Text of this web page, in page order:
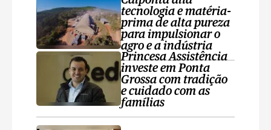
tecnologia e matéria-
prima de alta pureza
para impulsionar o
agro e a indústria
Princesa Assistência
investe em Ponta
Grossa com tradição
e cuidado com as
famílias